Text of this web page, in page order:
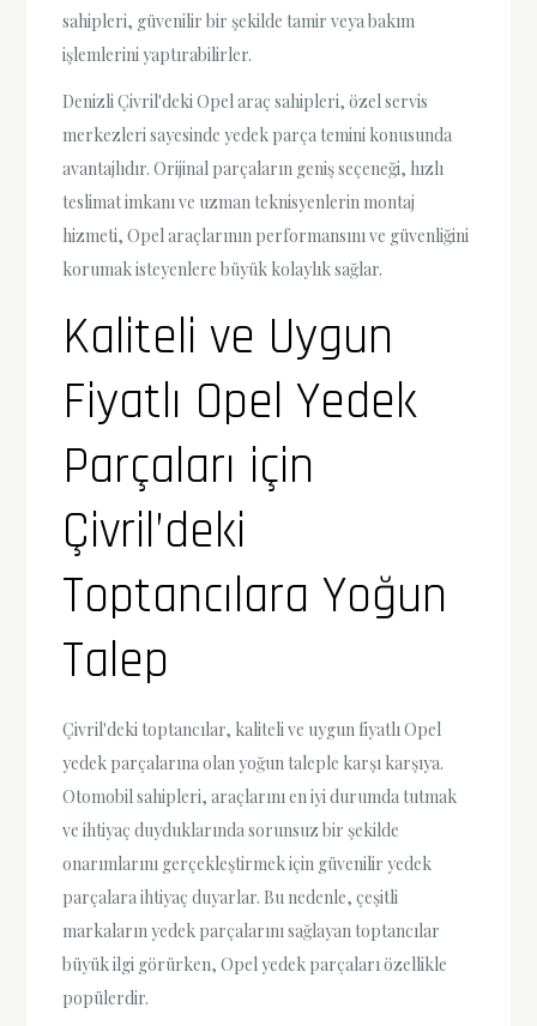
sahipleri, güvenilir bir şekilde tamir veya bakım
işlemlerini yaptırabilirler.
Denizli Çivril'deki Opel araç sahipleri, özel servis
merkezleri sayesinde yedek parça temini konusunda
avantajlıdır. Orijinal parçaların geniş seçeneği, hızlı
teslimat imkanı ve uzman teknisyenlerin montaj
hizmeti, Opel araçlarının performansını ve güvenliğini
korumak isteyenlere büyük kolaylık sağlar.
Kaliteli ve Uygun
Fiyatlı Opel Yedek
Parçaları için
Çivril’deki
Toptancılara Yoğun
Talep
Çivril'deki toptancılar, kaliteli ve uygun fiyatlı Opel
yedek parçalarına olan yoğun taleple karşı karşıya.
Otomobil sahipleri, araçlarını en iyi durumda tutmak
ve ihtiyaç duyduklarında sorunsuz bir şekilde
onarımlarını gerçekleştirmek için güvenilir yedek
parçalara ihtiyaç duyarlar. Bu nedenle, çeşitli
markaların yedek parçalarını sağlayan toptancılar
büyük ilgi görürken, Opel yedek parçaları özellikle
popülerdir.